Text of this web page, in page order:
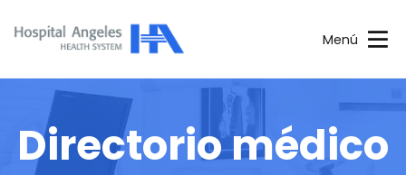
Menú
Directorio médico